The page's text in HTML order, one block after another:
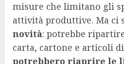
misure che limitano gli
attività produttive. Ma ci
novità: potrebbe
carta, cartone e articoli
potrebbero riaprire le